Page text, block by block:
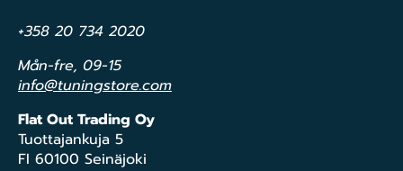
+358 20 734 2020
Mån-fre, 09-15
info@tuningstore.com
Flat Out Trading Oy
Tuottajankuja 5
FI 60100 Seinäjoki